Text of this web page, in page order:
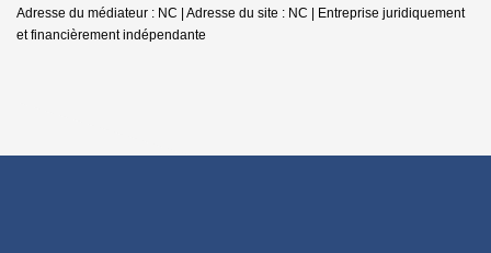
Adresse du médiateur : NC | Adresse du site : NC | Entreprise juridiquement
et financièrement indépendante